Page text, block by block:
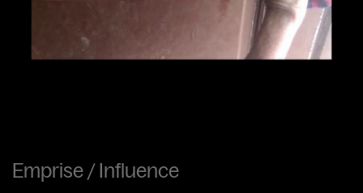
Emprise / Influence